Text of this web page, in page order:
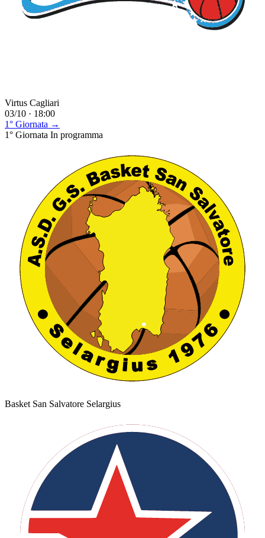
Virtus Cagliari
03/10 · 18:00
1° Giornata →
1° Giornata In programma
Basket San Salvatore Selargius